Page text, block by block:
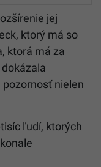
jej
ktorý má so
ktorá má za
nielen
ľudí, ktorých